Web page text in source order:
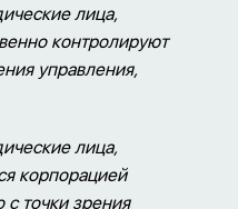
лица,
контролируют
управления,
лица,
корпорацией
точки зрения